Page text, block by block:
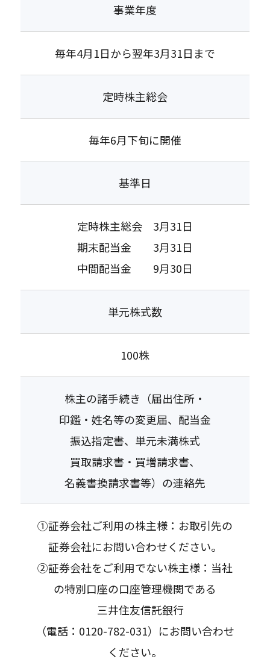
事業年度
毎年4月1日から翌年3月31日まで
定時株主総会
毎年6月下旬に開催
基準日
定時株主総会 3月31日
期末配当金 3月31日
中間配当金 9月30日
単元株式数
100株
株主の諸手続き（届出住所・
印鑑・姓名等の変更届、配当金
振込指定書、単元未満株式
買取請求書・買増請求書、
名義書換請求書等）の連絡先
①証券会社ご利用の株主様：お取引先の
証券会社にお問い合わせください。
②証券会社をご利用でない株主様：当社
の特別口座の口座管理機関である
三井住友信託銀行
（電話： 0120-782-031）にお問い合わせ
ください。